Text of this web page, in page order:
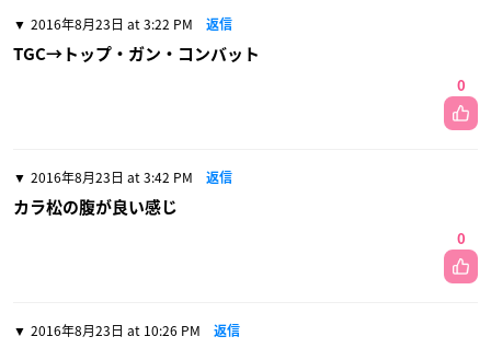
2016年8月23日 at 3:22 PM 返信
TGC→トップ・ガン・コンバット
0
2016年8月23日 at 3:42 PM 返信
カラ松の腹が良い感じ
0
2016年8月23日 at 10:26 PM 返信